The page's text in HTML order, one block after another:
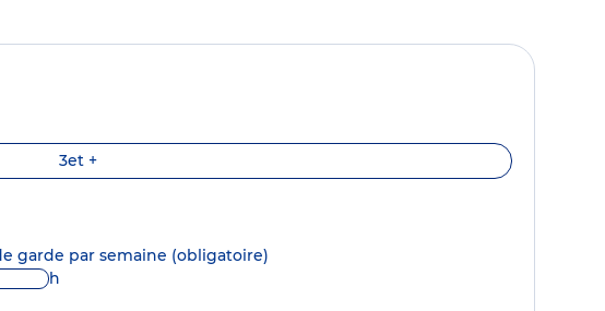
3et +
garde par semaine (obligatoire)
h